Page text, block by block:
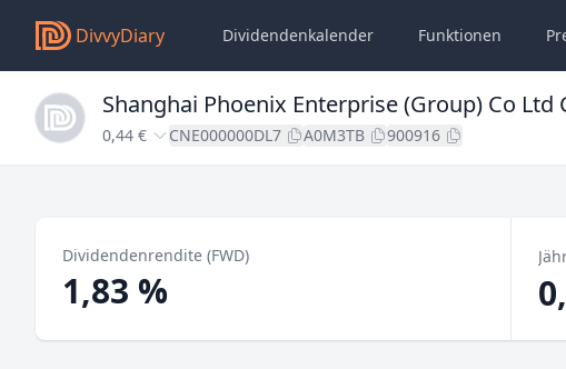
DivvyDiary Dividendenkalender Funktionen
Shanghai Phoenix Enterprise (Group) Co Ltd
0,44 € CNE000000DL7 A0M3TB 900916
Dividendenrendite (FWD)
1,83 %